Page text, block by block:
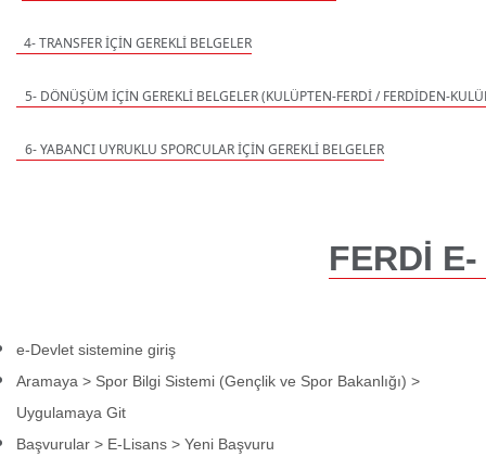
4- TRANSFER İÇİN GEREKLİ BELGELER
5- DÖNÜŞÜM İÇİN GEREKLİ BELGELER (KULÜPTEN-FERDİ / FERDİDEN-
6- YABANCI UYRUKLU SPORCULAR İÇİN GEREKLİ BELGELER
FERDİ
e-Devlet sistemine giriş
Aramaya > Spor Bilgi Sistemi (Gençlik ve Spor Bakanlığı) >
Uygulamaya Git
Başvurular > E-Lisans > Yeni Başvuru